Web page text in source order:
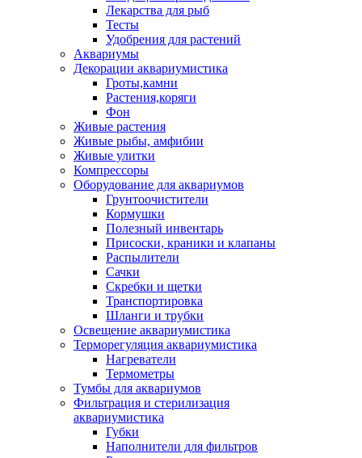
Лекарства для рыб
Тесты
Удобрения для растений
Аквариумы
Декорации аквариумистика
Гроты,камни
Растения,коряги
Фон
Живые растения
Живые рыбы, амфибии
Живые улитки
Компрессоры
Оборудование для аквариумов
Грунтоочистители
Кормушки
Полезный инвентарь
Присоски, краники и клапаны
Распылители
Сачки
Скребки и щетки
Транспортировка
Шланги и трубки
Освещение аквариумистика
Терморегуляция аквариумистика
Нагреватели
Термометры
Тумбы для аквариумов
Фильтрация и стерилизация
аквариумистика
Губки
Наполнители для фильтров